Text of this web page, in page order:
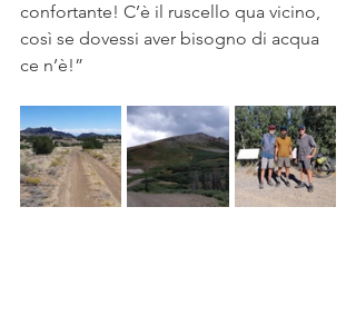
confortante! C’è il ruscello qua vicino,
così se dovessi aver bisogno di acqua
ce n’è!”